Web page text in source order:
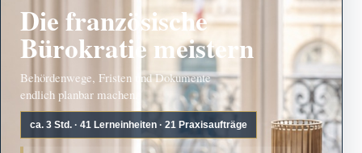
Die französische
Bürokratie meistern
Behördenwege, Fristen und Dokumente
endlich planbar machen.
ca. 3 Std. · 41 Lerneinheiten · 21 Praxisaufträge